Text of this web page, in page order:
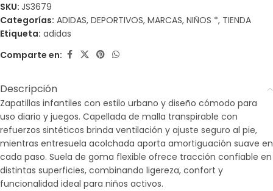
SKU: JS3679
Categorías: ADIDAS, DEPORTIVOS, MARCAS, NIÑOS *, TIENDA
Etiqueta: adidas
Comparte en:
Descripción
Zapatillas infantiles con estilo urbano y diseño cómodo para
uso diario y juegos. Capellada de malla transpirable con
refuerzos sintéticos brinda ventilación y ajuste seguro al pie,
mientras entresuela acolchada aporta amortiguación suave en
cada paso. Suela de goma flexible ofrece tracción confiable en
distintas superficies, combinando ligereza, confort y
funcionalidad ideal para niños activos.